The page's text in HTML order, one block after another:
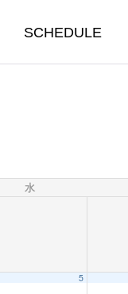
SCHEDULE
水
5